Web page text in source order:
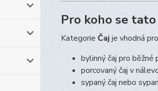
Pro koho se
Kategorie Čaj je vhodná
bylinný čaj pro běžné
porcovaný čaj v
sypaný čaj nebo